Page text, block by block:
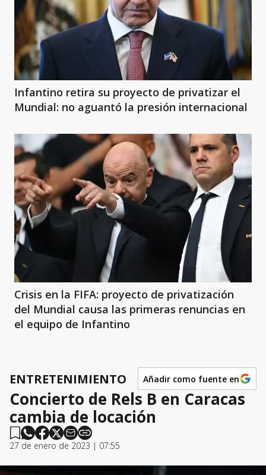
Infantino retira su proyecto de privatizar el
Mundial: no aguantó la presión internacional
Crisis en la FIFA: proyecto de privatización
del Mundial causa las primeras renuncias en
el equipo de Infantino
ENTRETENIMIENTO Añadir como fuente en
Concierto de Rels B en Caracas
cambia de locación
27 de enero de 2023 | 07:55